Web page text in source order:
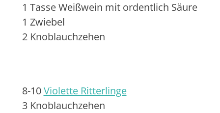
1 Tasse Weißwein mit ordentlich Säure
1 Zwiebel
2 Knoblauchzehen
8-10Violette Ritterlinge
3 Knoblauchzehen